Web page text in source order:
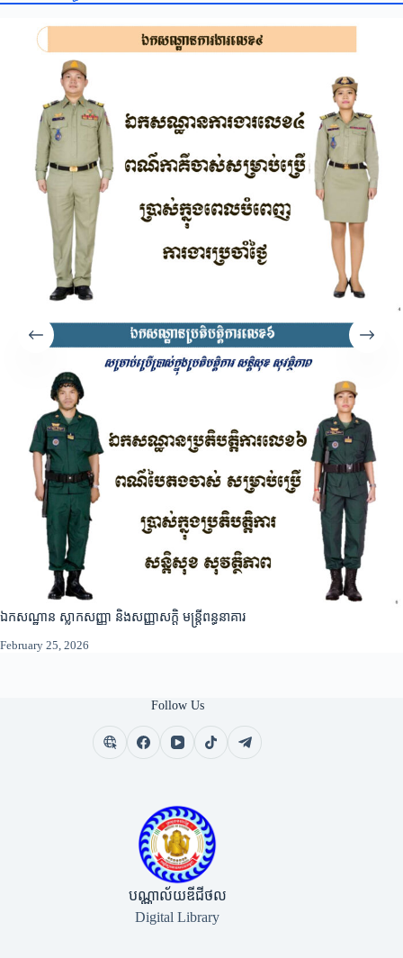
ឯកសណ្ឋាន ស្លាកសញ្ញា និងសញ្ញាសក្តិ មន្ត្រីពន្ធនាគារ
February 25, 2026
Follow Us
បណ្ណាល័យឌីជីថល
Digital Library